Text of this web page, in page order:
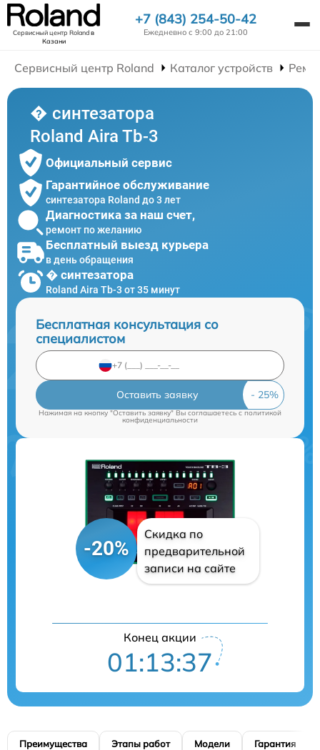
Сервисный центр Rolandв
Казани
+7 (843) 254-50-42
Ежедневно с 9:00 до 21:00
Сервисный центр Roland Каталог устройств
� синтезатора
Roland Aira Tb-3
Официальный сервис
Гарантийное обслуживание
синтезатора Roland до 3 лет
Диагностика за наш счет,
ремонт по желанию
Бесплатный выезд курьера
в день обращения
� синтезатора
Roland Aira Tb-3 от 35 минут
Бесплатная консультация со
специалистом
Оставить заявку
Нажимая на кнопку "Оставить заявку" Вы соглашаетесь cполитикой
конфиденциальности
-20%
Скидка по
предварительной
записи на сайте
Конец акции
01:13:36
Преимущества Этапы работ Модели Гарантия